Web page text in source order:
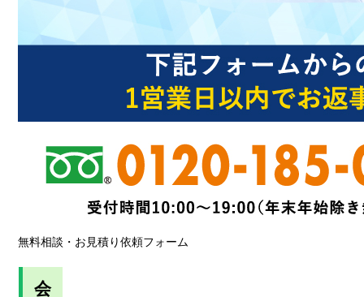
無料相談・お見積り依頼フォーム
会